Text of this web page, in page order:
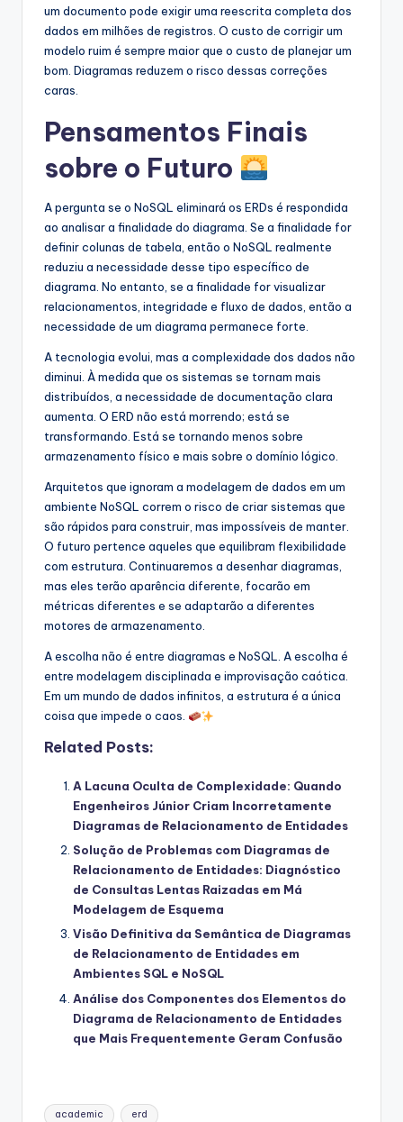
um documento pode exigir uma reescrita completa dos
dados em milhões de registros. O custo de corrigir um
modelo ruim é sempre maior que o custo de planejar um
bom. Diagramas reduzem o risco dessas correções
caras.
Pensamentos Finais
sobre o Futuro
A pergunta se o NoSQL eliminará os ERDs é respondida
ao analisar a finalidade do diagrama. Se a finalidade for
definir colunas de tabela, então o NoSQL realmente
reduziu a necessidade desse tipo específico de
diagrama. No entanto, se a finalidade for visualizar
relacionamentos, integridade e fluxo de dados, então a
necessidade de um diagrama permanece forte.
A tecnologia evolui, mas a complexidade dos dados não
diminui. À medida que os sistemas se tornam mais
distribuídos, a necessidade de documentação clara
aumenta. O ERD não está morrendo; está se
transformando. Está se tornando menos sobre
armazenamento físico e mais sobre o domínio lógico.
Arquitetos que ignoram a modelagem de dados em um
ambiente NoSQL correm o risco de criar sistemas que
são rápidos para construir, mas impossíveis de manter.
O futuro pertence aqueles que equilibram flexibilidade
com estrutura. Continuaremos a desenhar diagramas,
mas eles terão aparência diferente, focarão em
métricas diferentes e se adaptarão a diferentes
motores de armazenamento.
A escolha não é entre diagramas e NoSQL. A escolha é
entre modelagem disciplinada e improvisação caótica.
Em um mundo de dados infinitos, a estrutura é a única
coisa que impede o caos.
Related Posts:
A Lacuna Oculta de Complexidade: Quando
Engenheiros Júnior Criam Incorretamente
Diagramas de Relacionamento de Entidades
Solução de Problemas com Diagramas de
Relacionamento de Entidades: Diagnóstico
de Consultas Lentas Raizadas em Má
Modelagem de Esquema
Visão Definitiva da Semântica de Diagramas
de Relacionamento de Entidades em
Ambientes SQL e NoSQL
Análise dos Componentes dos Elementos do
Diagrama de Relacionamento de Entidades
que Mais Frequentemente Geram Confusão
Tags:
academic erd